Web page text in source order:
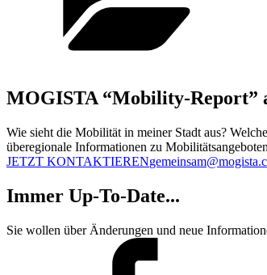
MOGISTA “Mobility-Report”
Wie sieht die Mobilität in meiner Stadt aus?
überegionale Informationen zu
JETZT KONTAKTIEREN
Immer Up-To-Date...
Sie wollen über Änderungen und neue